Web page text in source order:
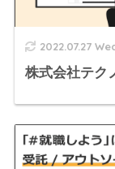
2022.07.27
株式会社テク